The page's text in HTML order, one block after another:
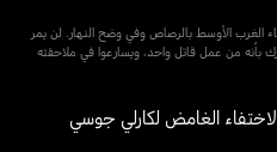
أنحاء الغرب الأوسط بالرصاص وفي وضح النهار. لن يمر
بأنه من عمل قاتل واحد، ويسارعوا في ملاحقته